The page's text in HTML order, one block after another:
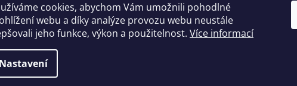
cookies, abychom Vám umožnili pohodlné
webu a díky analýze provozu webu neustále
jeho funkce, výkon a použitelnost. Více informací
Nastavení
vyhrazena.